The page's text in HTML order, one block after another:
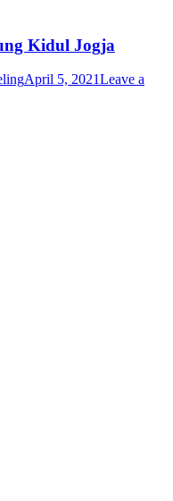
Kidul Jogja
April 5, 2021Leave a